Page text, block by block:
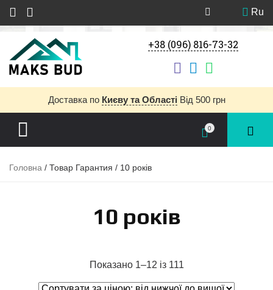
Ru
+38 (096) 816-73-32
Доставка по Києву та Області Від 500 грн
0
Головна / Товар Гарантия / 10 років
10 років
Показано 1–12 із 111